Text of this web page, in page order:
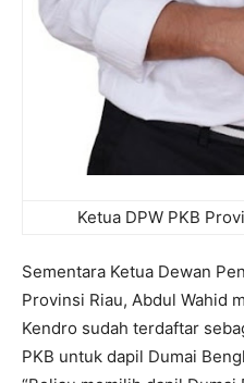
Ketua DPW PKB
Sementara Ketua Dewan
Provinsi Riau, Abdul Wahid
Kendro sudah terdaftar
PKB untuk dapil Dumai